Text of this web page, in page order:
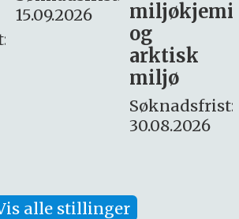
miljøkjemi
– fast
Søknadsfrist:
16. august.
alle stillinger